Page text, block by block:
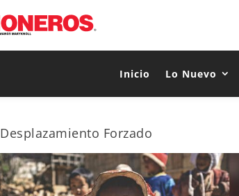
Inicio Lo Nuevo
Desplazamiento Forzado